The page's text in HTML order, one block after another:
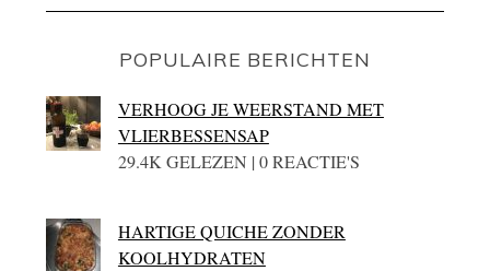
POPULAIRE BERICHTEN
VERHOOG JE WEERSTAND MET
VLIERBESSENSAP
29.4K GELEZEN | 0 REACTIE'S
HARTIGE QUICHE ZONDER
KOOLHYDRATEN